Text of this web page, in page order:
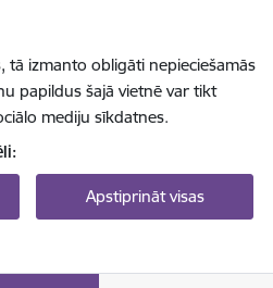
tā izmanto obligāti nepieciešamās
papildus šajā vietnē var tikt
mediju sīkdatnes.
Apstiprināt visas